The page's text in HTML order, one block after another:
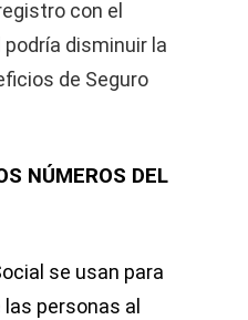
con el
podría disminuir la
de Seguro
NÚMEROS DEL
se usan para
personas al